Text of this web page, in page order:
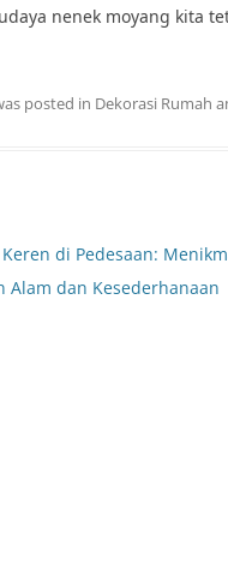
nenek moyang kita
posted in Dekorasi Rumah
di Pedesaan:
Alam dan Kesederhanaan